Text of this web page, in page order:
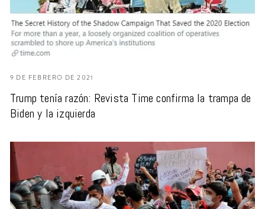
Trump tenía razón: Revista Time confirma la trampa de
Biden y la izquierda
9 DE FEBRERO DE 2021